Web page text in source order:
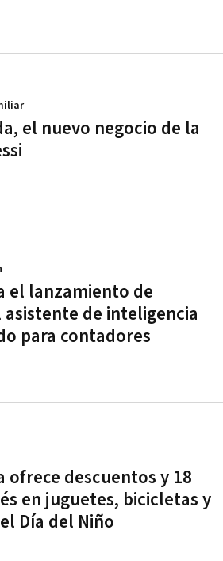
el nuevo negocio de la
el lanzamiento de
de inteligencia
para contadores
ofrece descuentos y 18
en juguetes, bicicletas y
Día del Niño